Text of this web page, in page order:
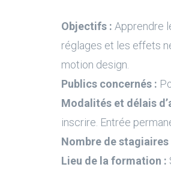
Objectifs : Apprendre
réglages et les effets
motion design.
Publics concernés :
Modalités et délais
inscrire. Entrée
Nombre de stagiaires
Lieu de la formation :